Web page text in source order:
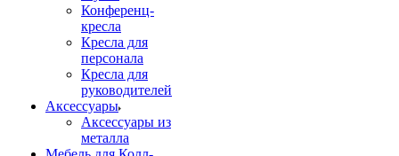
Конференц-
кресла
Кресла для
персонала
Кресла для
руководителей
Аксессуары
Аксессуары из
металла